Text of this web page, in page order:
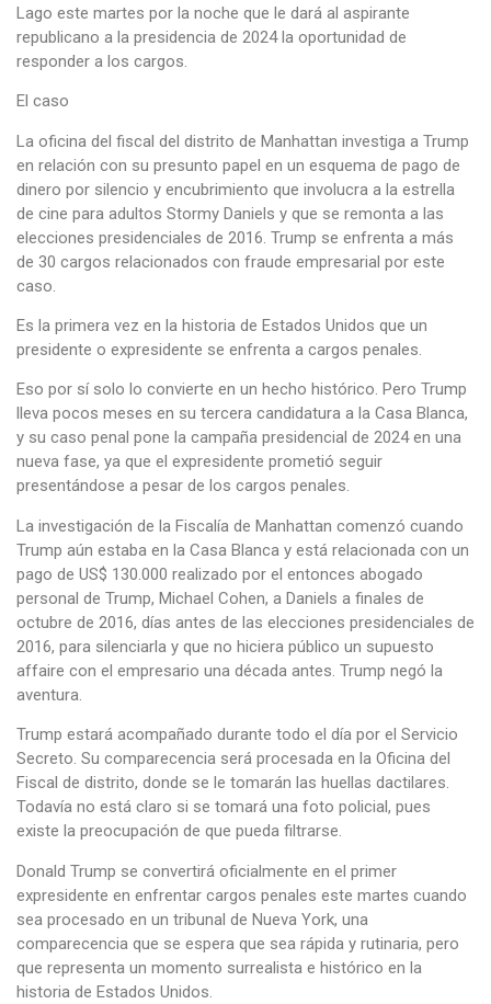
Lago este martes por la noche que le dará al aspirante
republicano a la presidencia de 2024 la oportunidad de
responder a los cargos.
El caso
La oficina del fiscal del distrito de Manhattan investiga a Trump
en relación con su presunto papel en un esquema de pago de
dinero por silencio y encubrimiento que involucra a la estrella
de cine para adultos Stormy Daniels y que se remonta a las
elecciones presidenciales de 2016. Trump se enfrenta a más
de 30 cargos relacionados con fraude empresarial por este
caso.
Es la primera vez en la historia de Estados Unidos que un
presidente o expresidente se enfrenta a cargos penales.
Eso por sí solo lo convierte en un hecho histórico. Pero Trump
lleva pocos meses en su tercera candidatura a la Casa Blanca,
y su caso penal pone la campaña presidencial de 2024 en una
nueva fase, ya que el expresidente prometió seguir
presentándose a pesar de los cargos penales.
La investigación de la Fiscalía de Manhattan comenzó cuando
Trump aún estaba en la Casa Blanca y está relacionada con un
pago de US$ 130.000 realizado por el entonces abogado
personal de Trump, Michael Cohen, a Daniels a finales de
octubre de 2016, días antes de las elecciones presidenciales de
2016, para silenciarla y que no hiciera público un supuesto
affaire con el empresario una década antes. Trump negó la
aventura.
Trump estará acompañado durante todo el día por el Servicio
Secreto. Su comparecencia será procesada en la Oficina del
Fiscal de distrito, donde se le tomarán las huellas dactilares.
Todavía no está claro si se tomará una foto policial, pues
existe la preocupación de que pueda filtrarse.
Donald Trump se convertirá oficialmente en el primer
expresidente en enfrentar cargos penales este martes cuando
sea procesado en un tribunal de Nueva York, una
comparecencia que se espera que sea rápida y rutinaria, pero
que representa un momento surrealista e histórico en la
historia de Estados Unidos.